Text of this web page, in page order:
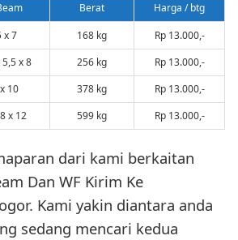
Berat
Harga / btg
x 7 168 kg
Rp 13.000,-
x 8 256 kg
Rp 13.000,-
10 378 kg
Rp 13.000,-
x 12 599 kg Rp 13.000,-
dari kami berkaitan
Dan WF Kirim Ke
Kami yakin diantara anda
sedang mencari kedua